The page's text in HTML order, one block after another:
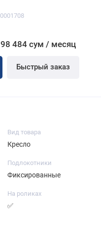
484 сум / месяц
Быстрый заказ
Вид товара
Кресло
Подлокотники
Фиксированные
На роликах
✅